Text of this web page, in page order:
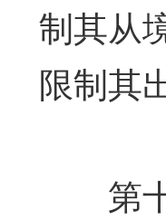
制其从
限制其
第十